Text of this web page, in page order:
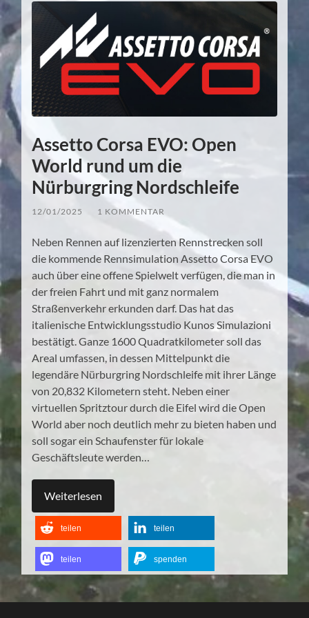
Assetto Corsa EVO: Open
World rund um die
Nürburgring Nordschleife
12/01/2025 1 KOMMENTAR
Neben Rennen auf lizenzierten Rennstrecken soll
die kommende Rennsimulation Assetto Corsa EVO
auch über eine offene Spielwelt verfügen, die man in
der freien Fahrt und mit ganz normalem
Straßenverkehr erkunden darf. Das hat das
italienische Entwicklungsstudio Kunos Simulazioni
bestätigt. Ganze 1600 Quadratkilometer soll das
Areal umfassen, in dessen Mittelpunkt die
legendäre Nürburgring Nordschleife mit ihrer Länge
von 20,832 Kilometern steht. Neben einer
virtuellen Spritztour durch die Eifel wird die Open
World aber noch deutlich mehr zu bieten haben und
soll sogar ein Schaufenster für lokale
Geschäftsleute werden…
Weiterlesen
teilen teilen
teilen spenden